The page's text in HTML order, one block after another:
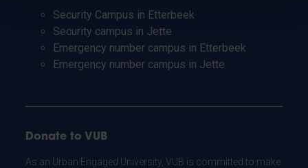
Security Campus in Etterbeek
Security campus in Jette
Emergency number campus in Etterbeek
Emergency number campus in Jette
Donate to VUB
As an Urban Engaged University, VUB is committed to make